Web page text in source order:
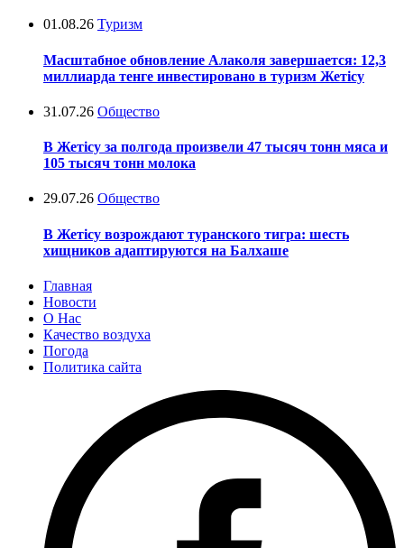
01.08.26 Туризм
Масштабное обновление Алаколя завершается: 12,3
миллиарда тенге инвестировано в туризм Жетісу
31.07.26 Общество
В Жетісу за полгода произвели 47 тысяч тонн мяса и
105 тысяч тонн молока
29.07.26 Общество
В Жетісу возрождают туранского тигра: шесть
хищников адаптируются на Балхаше
Главная
Новости
О Нас
Качество воздуха
Погода
Политика сайта